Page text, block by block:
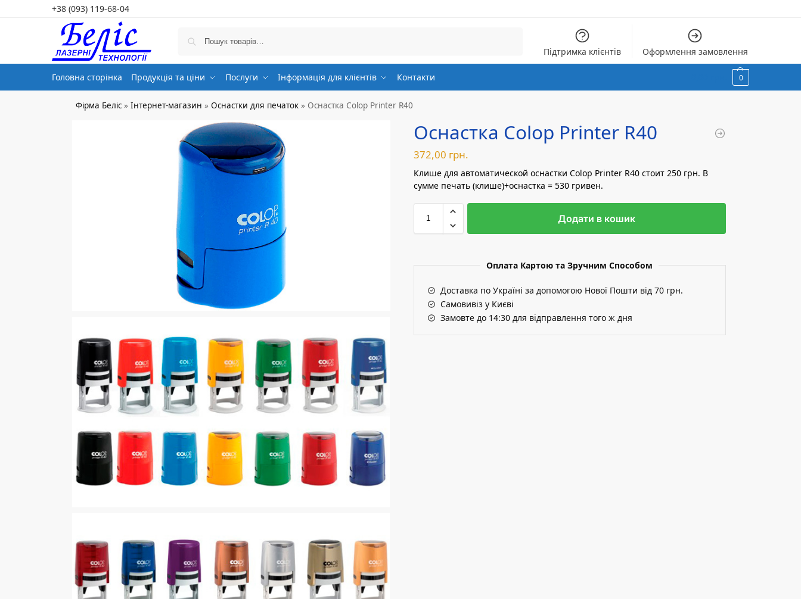
+38 (093) 119-68-04
Підтримка клієнтів Оформлення замовлення
Головна сторінка Продукція та ціни Послуги Інформація для клієнтів Контакти 0
Фірма Беліс »Інтернет-магазин »Оснастки для печаток » Оснастка Colop Printer R40
Оснастка Colop Printer R40
372,00 грн.
Клише для автоматической оснастки Colop Printer R40 стоит 250 грн. В
сумме печать (клише)+оснастка = 530 гривен.
Додати в кошик
Оплата Картою та Зручним Способом
Доставка по Україні за допомогою Нової Пошти від 70 грн.
Самовивіз у Києві
Замовте до 14:30 для відправлення того ж дня